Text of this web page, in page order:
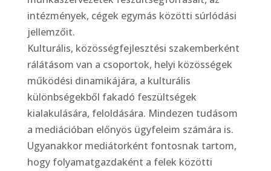
intézmények, cégek egymás közötti súrlódási
jellemzőit.
Kulturális, közösségfejlesztési szakemberként
rálátásom van a csoportok, helyi közösségek
működési dinamikájára, a kulturális
különbségekből fakadó feszültségek
kialakulására, feloldására. Mindezen tudásom
a mediációban előnyös ügyfeleim számára is.
Ugyanakkor mediátorként fontosnak tartom,
hogy folyamatgazdaként a felek közötti